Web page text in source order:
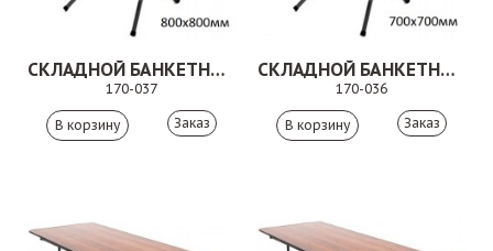
СКЛАДНОЙ БАНКЕТНЫЙ СТОЛ 170-037
170-037
Заказ
СКЛАДНОЙ БАНКЕТНЫЙ СТОЛ 170-036
170-036
Заказ